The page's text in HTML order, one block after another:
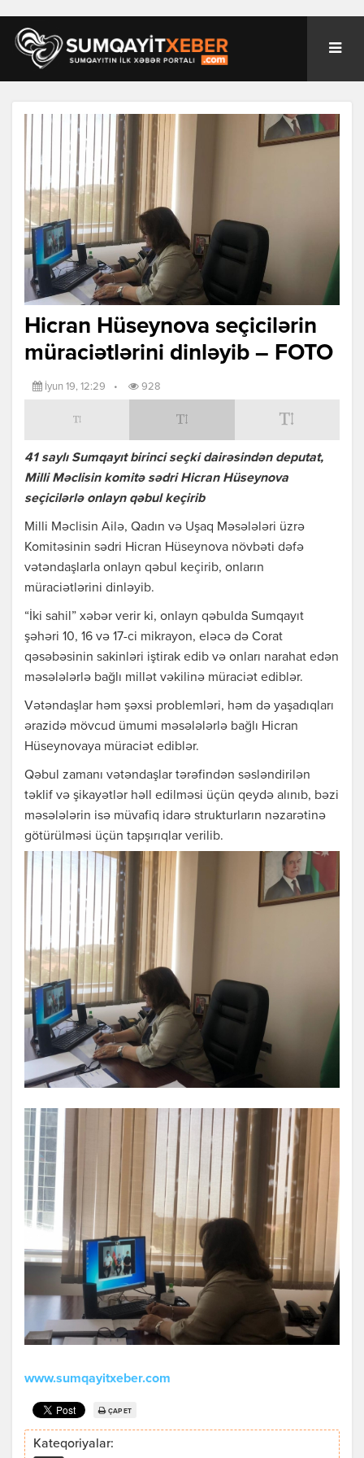
Hicran Hüseynova seçicilərin
müraciətlərini dinləyib – FOTO
İyun 19, 12:29 • 928
41 saylı Sumqayıt birinci seçki dairəsindən deputat,
Milli Məclisin komitə sədri Hicran Hüseynova
seçicilərlə onlayn qəbul keçirib
Milli Məclisin Ailə, Qadın və Uşaq Məsələləri üzrə
Komitəsinin sədri Hicran Hüseynova növbəti dəfə
vətəndaşlarla onlayn qəbul keçirib, onların
müraciətlərini dinləyib.
“İki sahil” xəbər verir ki, onlayn qəbulda Sumqayıt
şəhəri 10, 16 və 17-ci mikrayon, eləcə də Corat
qəsəbəsinin sakinləri iştirak edib və onları narahat edən
məsələlərlə bağlı millət vəkilinə müraciət ediblər.
Vətəndaşlar həm şəxsi problemləri, həm də yaşadıqları
ərazidə mövcud ümumi məsələlərlə bağlı Hicran
Hüseynovaya müraciət ediblər.
Qəbul zamanı vətəndaşlar tərəfindən səsləndirilən
təklif və şikayətlər həll edilməsi üçün qeydə alınıb, bəzi
məsələlərin isə müvafiq idarə strukturların nəzarətinə
götürülməsi üçün tapşırıqlar verilib.
www.sumqayitxeber.com
ÇAP ET
Kateqoriyalar: